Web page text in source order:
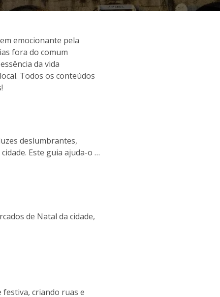
emocionante pela
fora do comum
da vida
Todos os conteúdos
deslumbrantes,
Este guia ajuda-o a
da aplicação Cooltour
de Natal da cidade,
festiva, criando ruas e